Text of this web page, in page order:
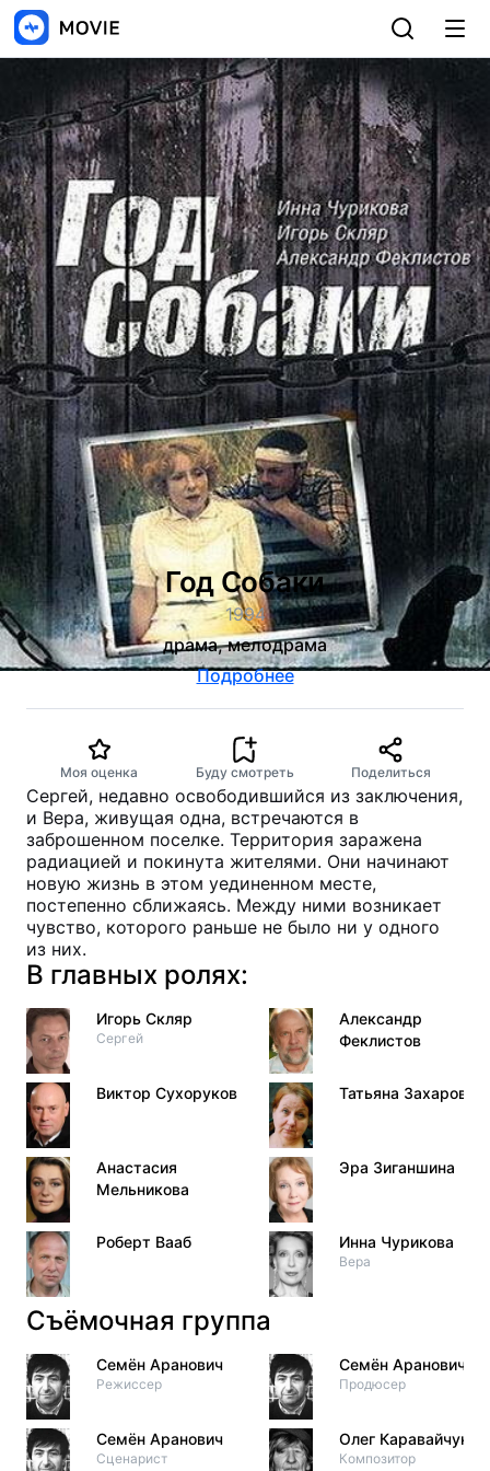
Год Собаки
1994
драма, мелодрама
Подробнее
Моя оценка Буду смотреть Поделиться
Сергей, недавно освободившийся из заключения,
и Вера, живущая одна, встречаются в
заброшенном поселке. Территория заражена
радиацией и покинута жителями. Они начинают
новую жизнь в этом уединенном месте,
постепенно сближаясь. Между ними возникает
чувство, которого раньше не было ни у одного
из них.
В главных ролях:
Игорь Скляр
Сергей
Виктор Сухоруков
Анастасия
Мельникова
Роберт Вааб
Александр
Феклистов
Татьяна Захарова
Эра Зиганшина
Инна Чурикова
Вера
Съёмочная группа
Семён Аранович
Режиссер
Семён Аранович
Сценарист
Семён Аранович
Продюсер
Олег Каравайчук
Композитор